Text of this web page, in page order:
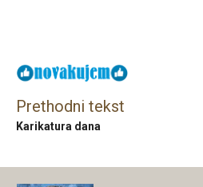
Prethodni tekst
Karikatura dana